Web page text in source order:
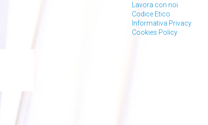
Lavora con noi
Codice Etico
Informativa Privacy
Cookies Policy